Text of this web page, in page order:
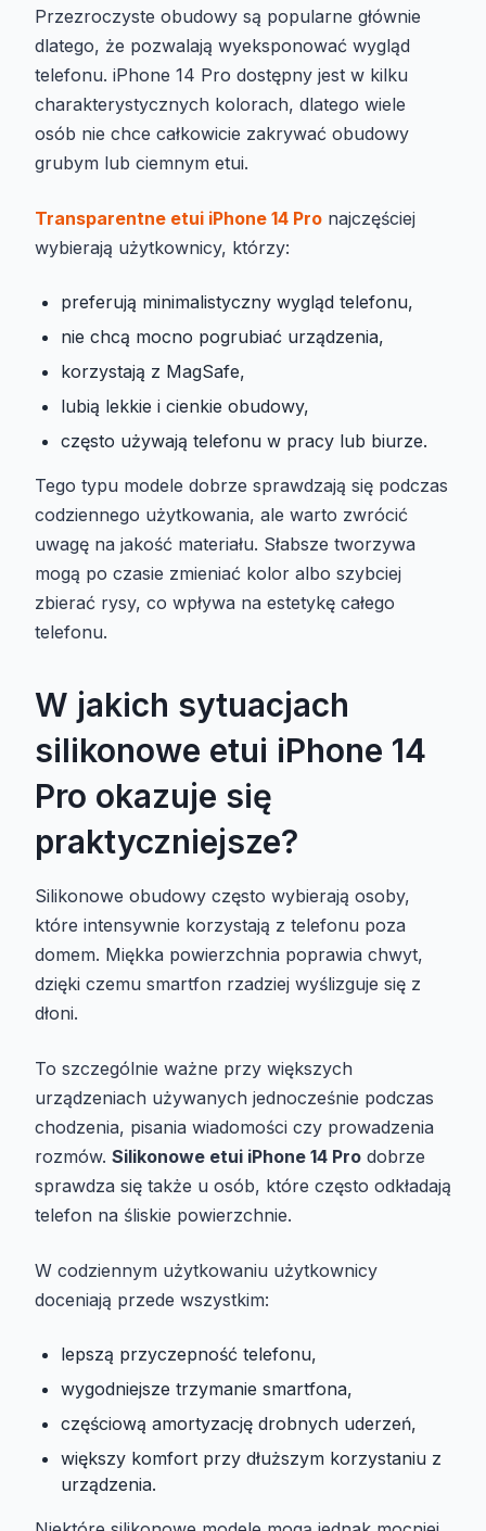
Przezroczyste obudowy są popularne głównie
dlatego, że pozwalają wyeksponować wygląd
telefonu. iPhone 14 Pro dostępny jest w kilku
charakterystycznych kolorach, dlatego wiele
osób nie chce całkowicie zakrywać obudowy
grubym lub ciemnym etui.
Transparentne etui iPhone 14 Pro najczęściej
wybierają użytkownicy, którzy:
preferują minimalistyczny wygląd telefonu,
nie chcą mocno pogrubiać urządzenia,
korzystają z MagSafe,
lubią lekkie i cienkie obudowy,
często używają telefonu w pracy lub biurze.
Tego typu modele dobrze sprawdzają się podczas
codziennego użytkowania, ale warto zwrócić
uwagę na jakość materiału. Słabsze tworzywa
mogą po czasie zmieniać kolor albo szybciej
zbierać rysy, co wpływa na estetykę całego
telefonu.
W jakich sytuacjach
silikonowe etui iPhone 14
Pro okazuje się
praktyczniejsze?
Silikonowe obudowy często wybierają osoby,
które intensywnie korzystają z telefonu poza
domem. Miękka powierzchnia poprawia chwyt,
dzięki czemu smartfon rzadziej wyślizguje się z
dłoni.
To szczególnie ważne przy większych
urządzeniach używanych jednocześnie podczas
chodzenia, pisania wiadomości czy prowadzenia
rozmów. Silikonowe etui iPhone 14 Pro dobrze
sprawdza się także u osób, które często odkładają
telefon na śliskie powierzchnie.
W codziennym użytkowaniu użytkownicy
doceniają przede wszystkim:
lepszą przyczepność telefonu,
wygodniejsze trzymanie smartfona,
częściową amortyzację drobnych uderzeń,
większy komfort przy dłuższym korzystaniu z
urządzenia.